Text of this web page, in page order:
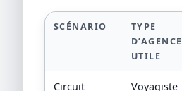
SCÉNARIO
TYPE
D’AGENCE
UTILE
Circuit
Voyagiste